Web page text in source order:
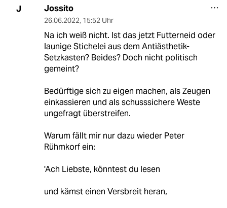
J Jossito
26.06.2022, 15:52 Uhr
Na ich weiß nicht. Ist das jetzt Futterneid oder
launige Stichelei aus dem Antiästhetik-
Setzkasten? Beides? Doch nicht politisch
gemeint?
Bedürftige sich zu eigen machen, als Zeugen
einkassieren und als schusssichere Weste
ungefragt überstreifen.
Warum fällt mir nur dazu wieder Peter
Rühmkorf ein:
'Ach Liebste, könntest du lesen
und kämst einen Versbreit heran,